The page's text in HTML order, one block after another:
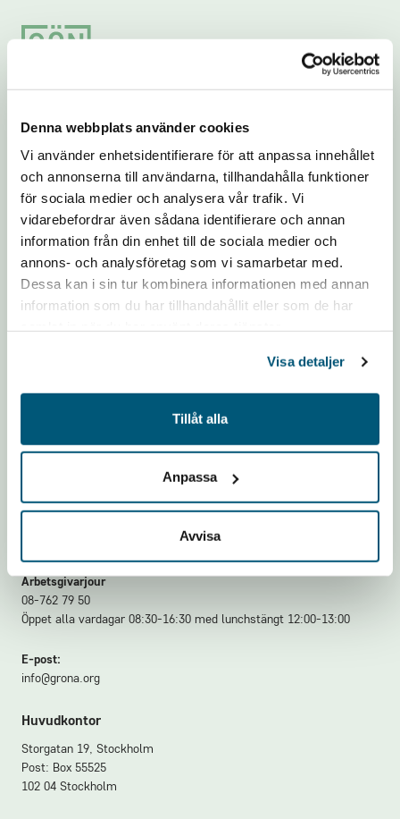
Denna webbplats använder cookies
Vi använder enhetsidentifierare för att anpassa innehållet
och annonserna till användarna, tillhandahålla funktioner
för sociala medier och analysera vår trafik. Vi
vidarebefordrar även sådana identifierare och annan
information från din enhet till de sociala medier och
annons- och analysföretag som vi samarbetar med.
Dessa kan i sin tur kombinera informationen med annan
information som du har tillhandahållit eller som de har
Visa detaljer
Tillåt alla
Anpassa
Avvisa
Footer
Hitta direkt
Medlemskap
Nyhetscenter
Om oss
In English
Integritet
Integritet och behandling av
personuppgifter
Fakturering
SE-831 90 Östersund
Hör gärna av dig till oss
Växel:
Öppet alla vardagar 08:00-16:30
Arbetsgivarjour
08-762 79 50
Öppet alla vardagar 08:30-16:30 med lunchstängt 12:00-13:00
E-post:
info@grona.org
Huvudkontor
Storgatan 19, Stockholm
Post: Box 55525
102 04 Stockholm